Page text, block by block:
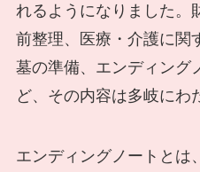
れるようになりました。
前整理、医療・介護に関
墓の準備、エンディング
ど、その内容は多岐にわ
エンディングノートとは